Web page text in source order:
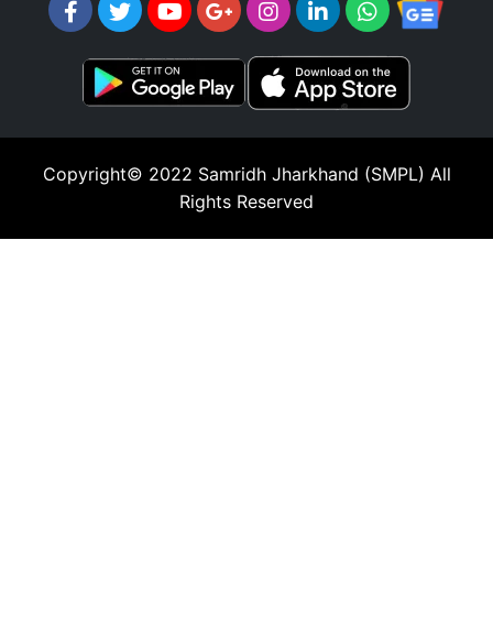
Copyright© 2022 Samridh Jharkhand (SMPL) All
Rights Reserved